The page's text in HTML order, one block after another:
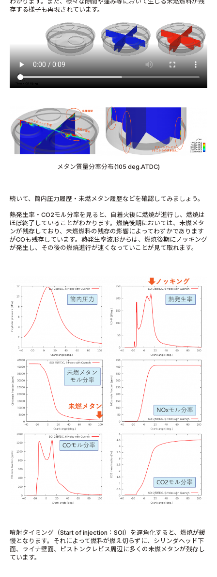
存する様子も再現されています。
メタン質量分率分布(105 deg.ATDC)
続いて、筒内圧力履歴・未燃メタン履歴などを確認してみましょう。
熱発生率・CO2モル分率を見ると、自着火後に燃焼が進行し、燃焼は
ほぼ終了していることがわかります。燃焼後期においては、未燃メタ
ンが残存しており、未燃燃料の残存の影響によってわずかであります
がCOも残存しています。熱発生率波形からは、燃焼後期にノッキング
が発生し、その後の燃焼進行が速くなっていことが見て取れます。
噴射タイミング（Start of injection：SOI）を遅角化すると、燃焼が緩
慢となります。それによって燃料が燃え切らずに、シリンダヘッド下
面、ライナ壁面、ピストンクレビス周辺に多くの未燃メタンが残存し
ています。